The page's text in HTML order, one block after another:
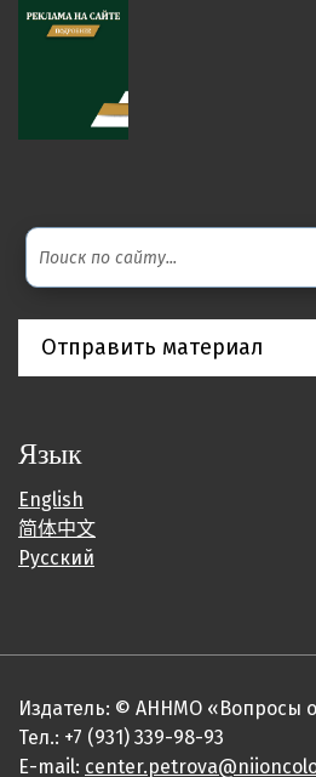
Отправить материал
Язык
English
简体中文
Русский
Издатель: © АННМО «Вопросы
Тел.: +7 (931) 339-98-93
E-mail: